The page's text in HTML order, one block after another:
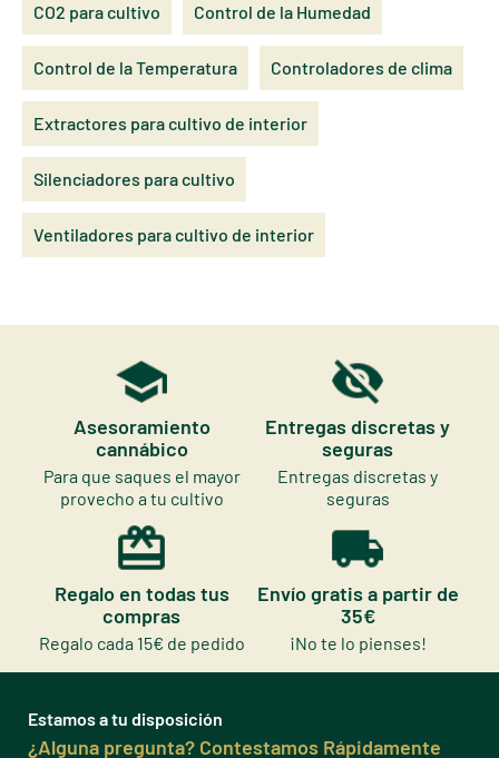
CO2 para cultivo Control de la Humedad
Control de la Temperatura Controladores de clima
Extractores para cultivo de interior
Silenciadores para cultivo
Ventiladores para cultivo de interior
Asesoramiento
cannábico
Para que saques el mayor
provecho a tu cultivo
Entregas discretas y
seguras
Entregas discretas y
seguras
Regalo en todas tus
compras
Regalo cada 15€ de pedido
Envío gratis a partir de
35€
¡No te lo pienses!
Estamos a tu disposición
¿Alguna pregunta? Contestamos Rápidamente